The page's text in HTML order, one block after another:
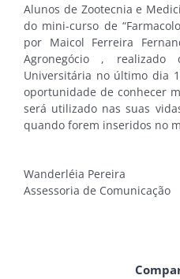
Alunos de Zootecnia e
do mini-curso de
por Maicol Ferreira
Agronegócio ,
Universitária no último dia
oportunidade de conhecer
será utilizado nas suas
quando forem inseridos no
Wanderléia Pereira
Assessoria de Comunicação